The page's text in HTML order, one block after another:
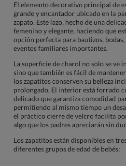
El elemento decorativo principal de
grande y encantador ubicado en la
zapato. Este lazo, hecho de una
femenino y elegante, haciendo que
opción perfecta para bautizos,
eventos familiares importantes.
La superficie de charol no solo se ve
sino que también es fácil de
los zapatitos conserven su belleza
prolongado. El interior está forrado
delicado que garantiza comodidad
permitiendo al mismo tiempo un
el práctico cierre de velcro facilita
algo que los padres apreciarán sin
Los zapatitos están disponibles en
diferentes grupos de edad de bebés: